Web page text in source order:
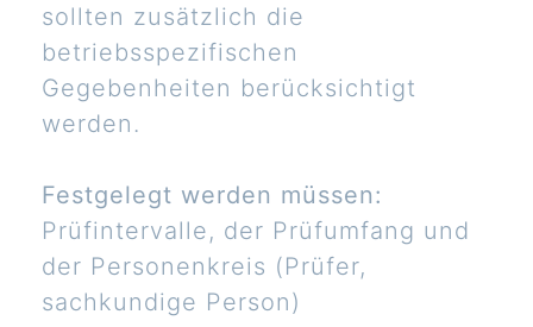
sollten zusätzlich die
betriebsspezifischen
Gegebenheiten berücksichtigt
werden.
Festgelegt werden müssen:
Prüfintervalle, der Prüfumfang und
der Personenkreis (Prüfer,
sachkundige Person)